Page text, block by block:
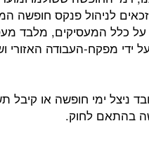
לניהול פנקס חופשה
כלל המעסיקים, מלבד
ידי מפקח-העבודה האזורי
ניצל ימי חופשה או קיבל
בהתאם לחוק.